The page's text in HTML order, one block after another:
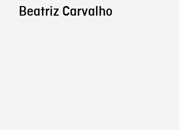
Beatriz Carvalho